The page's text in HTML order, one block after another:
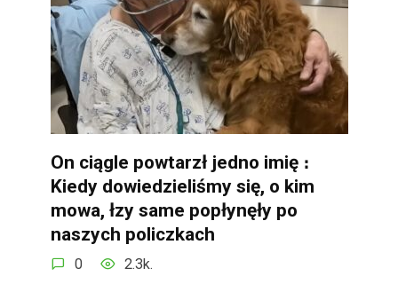
On ciągle powtarzł jedno imię ։
Kiedy dowiedzieliśmy się, o kim
mowa, łzy same popłynęły po
naszych policzkach
0 2.3k.